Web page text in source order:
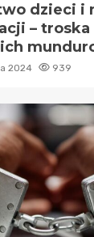
dzieci i
– troska
2024 939